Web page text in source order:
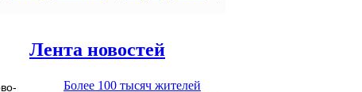
Лента новостей
Более 100 тысяч жителей